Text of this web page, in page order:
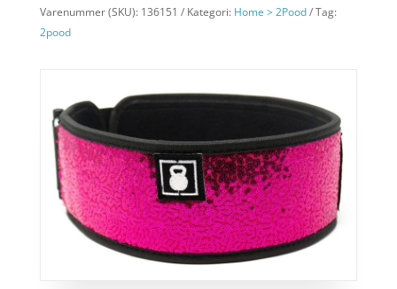
Varenummer (SKU): 136151 Kategori: Home > 2Pood
Tag:
2pood